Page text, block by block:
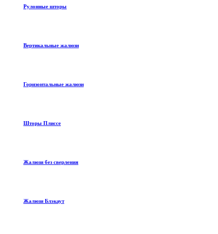
Рулонные шторы
Вертикальные жалюзи
Горизонтальные жалюзи
Шторы Плиссе
Жалюзи без сверления
Жалюзи Блэкаут